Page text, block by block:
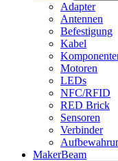
Adapter
Antennen
Befestigung
Kabel
Motoren
LEDs
NFC/RFID
RED Brick
Sensoren
Verbinder
MakerBeam